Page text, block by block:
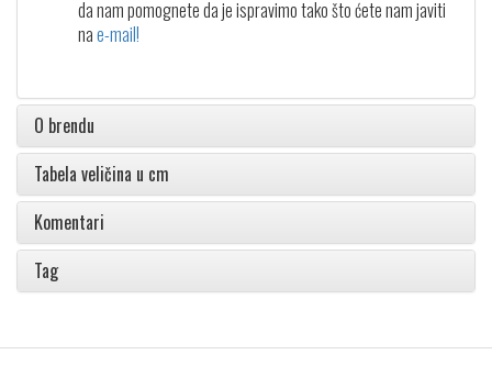
da nam pomognete da je ispravimo tako što ćete nam javiti
nae-mail!
O brendu
Tabela veličina u cm
Komentari
Tag